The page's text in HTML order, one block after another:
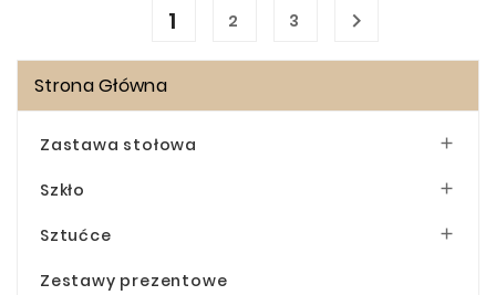
1 2 3 
Strona Główna
Zastawa stołowa 
Szkło 
Sztućce 
Zestawy prezentowe